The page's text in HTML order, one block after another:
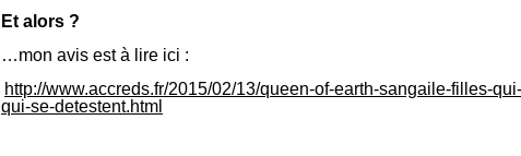
Et alors ?
…mon avis est à lire ici :
http://www.accreds.fr/2015/02/13/queen-of-earth-sangaile-filles-
qui-se-detestent.html